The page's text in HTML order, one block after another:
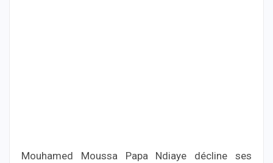
Mouhamed Moussa Papa Ndiaye décline ses